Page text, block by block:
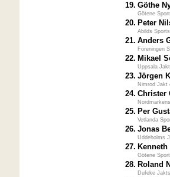
19. Göthe
Götene
20. Peter
Abilds
21. Anders
Föreningen
22. Mikael
Uppsala
23. Jörgen
Nimrod Jakt
24. Christer
25. Per
Vetlanda
26. Jonas
Uddeholms
27.
Götene
28. Roland
Dufeke